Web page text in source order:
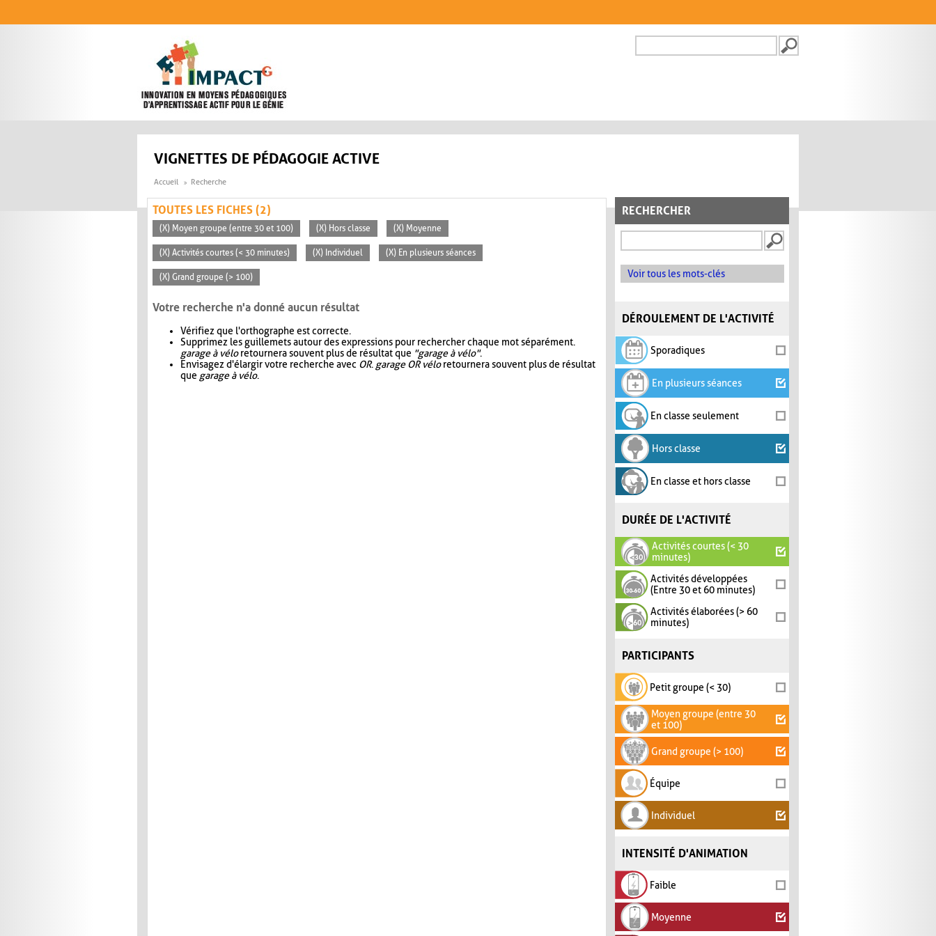
FORMULAIRE DE
VIGNETTES DE PÉDAGOGIE ACTIVE
Accueil Recherche
RECHERCHER
Voir tous les mots-clés
DÉROULEMENT DE L'ACTIVITÉ
Sporadiques
En plusieurs séances
En classe seulement
Hors classe
En classe et hors classe
DURÉE DE L'ACTIVITÉ
Activités courtes (< 30
minutes)
Activités développées
(Entre 30 et 60 minutes)
Activités élaborées (> 60
minutes)
PARTICIPANTS
Petit groupe (< 30)
Moyen groupe (entre 30
et 100)
Grand groupe (> 100)
Équipe
Individuel
INTENSITÉ D'ANIMATION
Faible
Moyenne
TOUTES LES FICHES (2)
(X) Moyen groupe (entre 30 et 100) (X) Hors classe (X) Moyenne
(X) Activités courtes (< 30 minutes) (X) Individuel (X) En plusieurs séances
(X) Grand groupe (> 100)
Votre recherche n'a donné aucun résultat
Vérifiez que l'orthographe est correcte.
Supprimez les guillemets autour des expressions pour rechercher chaque mot séparément.
garage à véloretournera souvent plus de résultat que "garage à vélo".
Envisagez d'élargir votre recherche avec OR. garage OR véloretournera souvent plus de résultat
que garage à vélo.